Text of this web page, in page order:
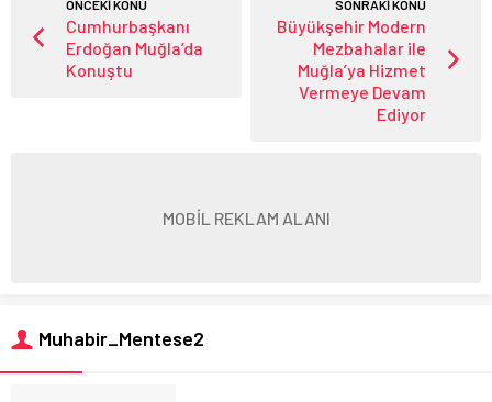
ÖNCEKİ KONU
Cumhurbaşkanı
Erdoğan Muğla’da
Konuştu
SONRAKİ KONU
Büyükşehir Modern
Mezbahalar ile
Muğla’ya Hizmet
Vermeye Devam
Ediyor
MOBİL REKLAM ALANI
Muhabir_Mentese2